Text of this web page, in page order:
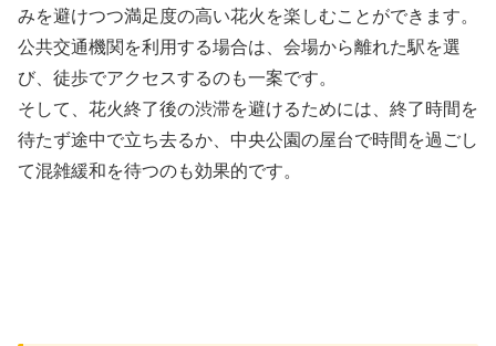
みを避けつつ満足度の高い花火を楽しむことができます。
公共交通機関を利用する場合は、会場から離れた駅を選
び、徒歩でアクセスするのも一案です。
そして、花火終了後の渋滞を避けるためには、終了時間を
待たず途中で立ち去るか、中央公園の屋台で時間を過ごし
て混雑緩和を待つのも効果的です。